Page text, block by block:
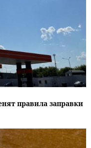
правила заправки